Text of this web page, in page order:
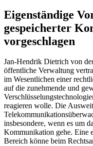
Eigenständige
gespeicherter
vorgeschlagen
Jan-Hendrik Dietrich von
öffentliche Verwaltung
im Wesentlichen einer
auf die zunehmende und
reagieren wolle. Die
insbesondere, wenn es um
Kommunikation gehe. Eine
Bereich könne beim